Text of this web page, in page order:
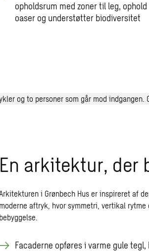
opholdsrum med zoner til leg,
oaser og understøtter biodiversitet
En arkitektur, der
i Grønbech Hus er inspireret af
moderne aftryk, hvor symmetri, vertikal
bebyggelse.
Facaderne opføres i varme gule